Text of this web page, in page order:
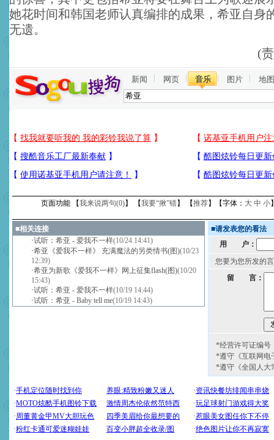
她花时间和韩国老师认真编排的成果，希亚自身
无遗。
(
新闻 网页 音乐 图片 地图
页面功能 【我来说两句(0)】 【我要“揪”错】 【推荐】【字体： 大 中 小
■相关连接
·试听：希亚 - 爱我不一样(10/24 14:41)
·希亚《爱我不一样》 充满魔法的另类情书(图)(10/23
12:39)
·希亚为新歌《爱我不一样》网上征集flash(图)(10/20
15:43)
·试听：希亚 - 爱我不一样(10/19 14:44)
·试听：希亚 - Baby tell me(10/19 14:43)
■请发表您的看法
用 户：
您要为您所发的
留 言：
*经营许可证编号
*遵守《互联网电
*遵守《全国人大
[圣诞节]圣诞节到了，想想
你太多，只有给你五千万